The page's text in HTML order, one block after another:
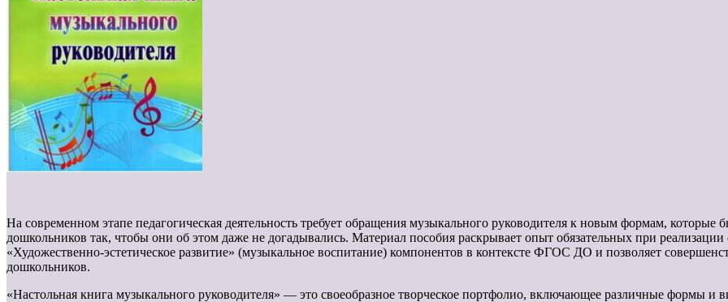
На современном этапе педагогическая деятельность требует обращения музыкального руководителя к новым формам, которые
дошкольников так, чтобы они об этом даже не догадывались. Материал пособия раскрывает опыт обязательных при
«Художественно-эстетическое развитие» (музыкальное воспитание) компонентов в контексте ФГОС ДО и позволяет
дошкольников.
«Настольная книга музыкального руководителя» — это своеобразное творческое портфолио, включающее различные формы и